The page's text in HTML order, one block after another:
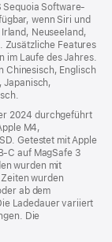
Sequoia Software-
wenn Siri und
Neuseeland,
Zusätzliche Features
im Laufe des Jahres.
Chinesisch, Englisch
Japanisch,
2024 durchgeführt
M4,
Getestet mit Apple
auf MagSafe 3
wurden mit
wurden
ab dem
Ladedauer variiert
Die